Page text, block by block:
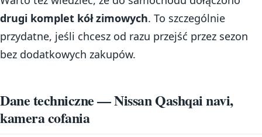
drugi komplet kół zimowych. To szczególnie
przydatne, jeśli chcesz od razu przejść przez sezon
bez dodatkowych zakupów.
Dane techniczne — Nissan Qashqai navi,
kamera cofania